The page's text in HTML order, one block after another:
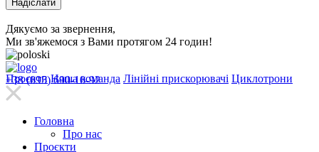
Дякуємо за звернення,
Ми зв'яжемося з Вами протягом 24 годин!
+38 (095) 690-10-92
Проєкти Наша команда Лінійні прискорювачі Циклотрони
Головна
Про нас
Проєкти